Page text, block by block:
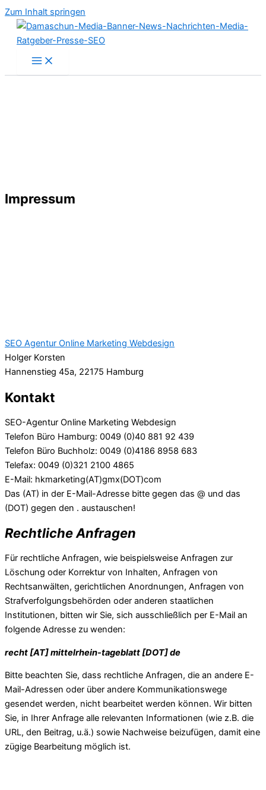
Zum Inhalt springen
Impressum
SEO Agentur Online Marketing Webdesign
Holger Korsten
Hannenstieg 45a, 22175 Hamburg
Kontakt
SEO-Agentur Online Marketing Webdesign
Telefon Büro Hamburg: 0049 (0)40 881 92 439
Telefon Büro Buchholz: 0049 (0)4186 8958 683
Telefax: 0049 (0)321 2100 4865
E-Mail: hkmarketing(AT)gmx(DOT)com
Das (AT) in der E-Mail-Adresse bitte gegen das @ und das
(DOT) gegen den . austauschen!
Rechtliche Anfragen
Für rechtliche Anfragen, wie beispielsweise Anfragen zur
Löschung oder Korrektur von Inhalten, Anfragen von
Rechtsanwälten, gerichtlichen Anordnungen, Anfragen von
Strafverfolgungsbehörden oder anderen staatlichen
Institutionen, bitten wir Sie, sich ausschließlich per E-Mail an
folgende Adresse zu wenden:
recht [AT] mittelrhein-tageblatt [DOT] de
Bitte beachten Sie, dass rechtliche Anfragen, die an andere E-
Mail-Adressen oder über andere Kommunikationswege
gesendet werden, nicht bearbeitet werden können. Wir bitten
Sie, in Ihrer Anfrage alle relevanten Informationen (wie z.B. die
URL, den Beitrag, u.ä.) sowie Nachweise beizufügen, damit eine
zügige Bearbeitung möglich ist.